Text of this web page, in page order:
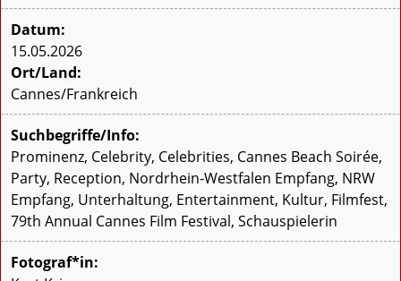
Datum:
15.05.2026
Ort/Land:
Cannes/Frankreich
Suchbegriffe/Info:
Prominenz, Celebrity, Celebrities, Cannes Beach Soirée,
Party, Reception, Nordrhein-Westfalen Empfang, NRW
Empfang, Unterhaltung, Entertainment, Kultur, Filmfest,
79th Annual Cannes Film Festival, Schauspielerin
Fotograf*in: